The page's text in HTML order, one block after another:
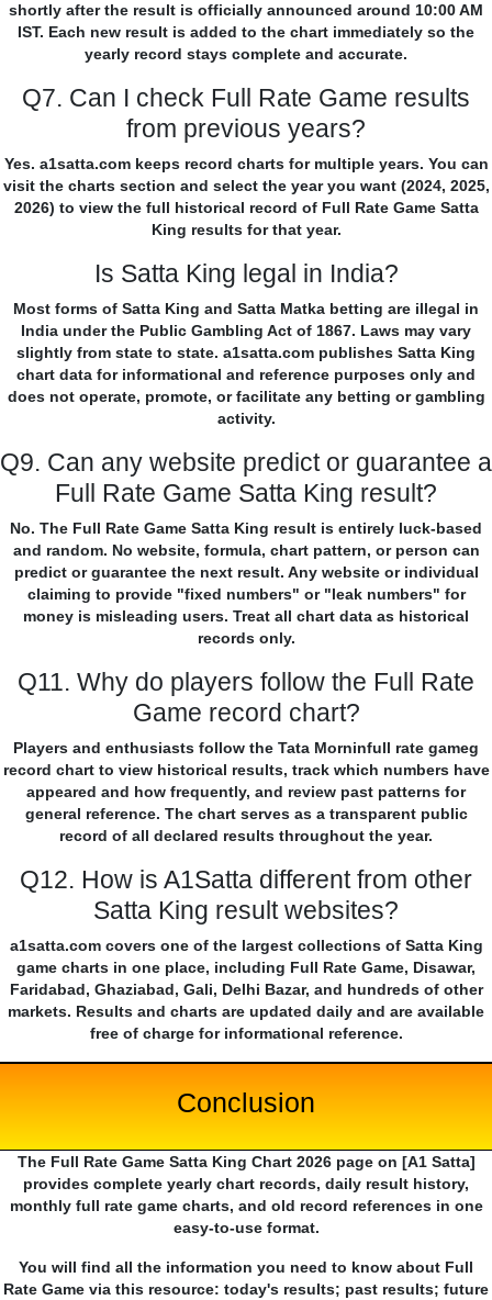
shortly after the result is officially announced around 10:00 AM
IST. Each new result is added to the chart immediately so the
yearly record stays complete and accurate.
Q7. Can I check Full Rate Game results
from previous years?
Yes. a1satta.com keeps record charts for multiple years. You can
visit the charts section and select the year you want (2024, 2025,
2026) to view the full historical record of Full Rate Game Satta
King results for that year.
Is Satta King legal in India?
Most forms of Satta King and Satta Matka betting are illegal in
India under the Public Gambling Act of 1867. Laws may vary
slightly from state to state. a1satta.com publishes Satta King
chart data for informational and reference purposes only and
does not operate, promote, or facilitate any betting or gambling
activity.
Q9. Can any website predict or guarantee a
Full Rate Game Satta King result?
No. The Full Rate Game Satta King result is entirely luck-based
and random. No website, formula, chart pattern, or person can
predict or guarantee the next result. Any website or individual
claiming to provide "fixed numbers" or "leak numbers" for
money is misleading users. Treat all chart data as historical
records only.
Q11. Why do players follow the Full Rate
Game record chart?
Players and enthusiasts follow the Tata Morninfull rate gameg
record chart to view historical results, track which numbers have
appeared and how frequently, and review past patterns for
general reference. The chart serves as a transparent public
record of all declared results throughout the year.
Q12. How is A1Satta different from other
Satta King result websites?
a1satta.com covers one of the largest collections of Satta King
game charts in one place, including Full Rate Game, Disawar,
Faridabad, Ghaziabad, Gali, Delhi Bazar, and hundreds of other
markets. Results and charts are updated daily and are available
free of charge for informational reference.
Conclusion
The Full Rate Game Satta King Chart 2026 page on [A1 Satta]
provides complete yearly chart records, daily result history,
monthly full rate game charts, and old record references in one
easy-to-use format.
You will find all the information you need to know about Full
Rate Game via this resource: today's results; past results; future